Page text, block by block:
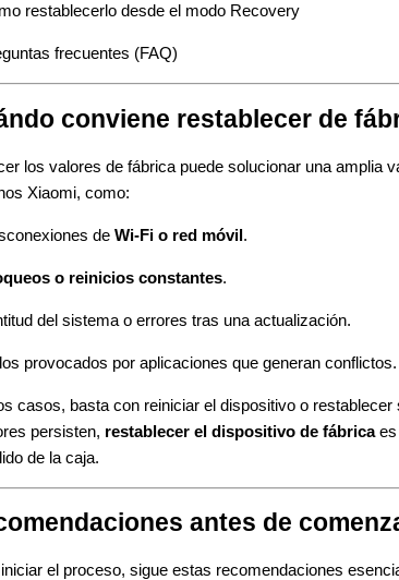
restablecerlo desde el modo Recovery
frecuentes (FAQ)
conviene restablecer de
los valores de fábrica puede solucionar una amplia
Xiaomi, como:
de Wi-Fi o red móvil.
o reinicios constantes.
del sistema o errores tras una actualización.
provocados por aplicaciones que generan conflictos.
casos, basta con reiniciar el dispositivo o
persisten, restablecer el dispositivo de fábricaes
de la caja.
antes de
el proceso, sigue estas recomendaciones